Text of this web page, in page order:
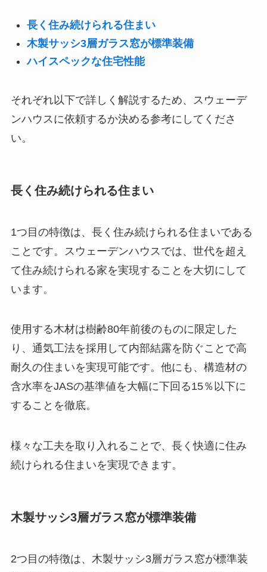
長く住み続けられる住まい
木製サッシ3層ガラス窓が標準装備
ハイスペックな住宅性能
それぞれ以下で詳しく解説するため、スウェーデ
ンハウスに依頼するか決める参考にしてくださ
い。
長く住み続けられる住まい
1つ目の特徴は、長く住み続けられる住まいである
ことです。スウェーデンハウスでは、世代を超え
て住み続けられる家を実現することを大切にして
います。
使用する木材は樹齢80年前後のものに限定した
り、通気工法を採用して内部結露を防ぐことで高
耐久の住まいを実現可能です。他にも、構造材の
含水率をJASの基準値を大幅に下回る15％以下に
することを徹底。
様々な工夫を取り入れることで、長く快適に住み
続けられる住まいを実現できます。
木製サッシ3層ガラス窓が標準装備
2つ目の特徴は、木製サッシ3層ガラス窓が標準装